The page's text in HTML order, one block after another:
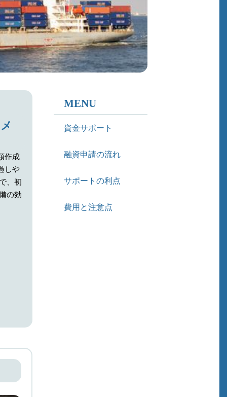
作成
しや
、初
の効
MENU
資金サポート
融資申請の流れ
サポートの利点
費用と注意点